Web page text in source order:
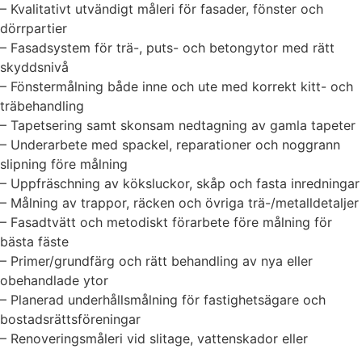
– Kvalitativt utvändigt måleri för fasader, fönster och
dörrpartier
– Fasadsystem för trä-, puts- och betongytor med rätt
skyddsnivå
– Fönstermålning både inne och ute med korrekt kitt- och
träbehandling
– Tapetsering samt skonsam nedtagning av gamla tapeter
– Underarbete med spackel, reparationer och noggrann
slipning före målning
– Uppfräschning av köksluckor, skåp och fasta inredningar
– Målning av trappor, räcken och övriga trä-/metalldetaljer
– Fasadtvätt och metodiskt förarbete före målning för
bästa fäste
– Primer/grundfärg och rätt behandling av nya eller
obehandlade ytor
– Planerad underhållsmålning för fastighetsägare och
bostadsrättsföreningar
– Renoveringsmåleri vid slitage, vattenskador eller